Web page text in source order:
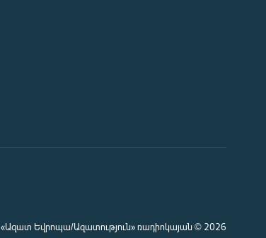
«Ազատ Եվրոպա/Ազատություն» ռադիոկայան © 2026